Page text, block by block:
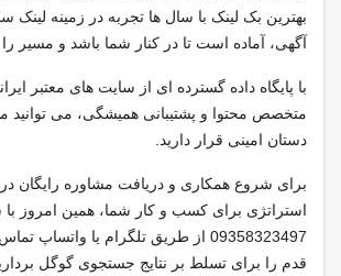
بهترین بک لینک با سال ها تجربه در زمینه لینک
آگهی، آماده است تا در کنار شما باشد و مسیر را
با پایگاه داده گسترده ای از سایت های معتبر
متخصص محتوا و پشتیبانی همیشگی، می توانید
دستان امینی قرار دارید.
برای شروع همکاری و دریافت مشاوره رایگان
استراتژی برای کسب و کار شما، همین امروز با
09358323497 از طریق تلگرام یا واتساپ
قدم را برای تسلط بر نتایج جستجوی گوگل